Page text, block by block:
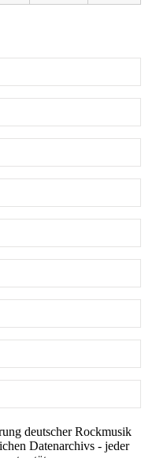
deutscher Rockmusik
Datenarchivs - jeder